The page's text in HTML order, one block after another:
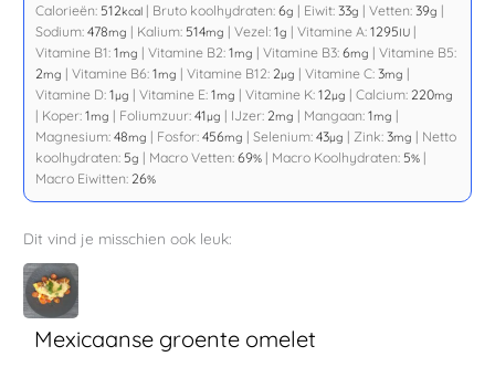
Calorieën: 512kcal | Bruto koolhydraten:6g | Eiwit:33g |Vetten:39g |
Sodium:478mg | Kalium: 514mg |Vezel:1g |Vitamine A:1295IU |
Vitamine B1:1mg |Vitamine B2:1mg |Vitamine B3:6mg |Vitamine B5:
2mg |Vitamine B6:1mg |Vitamine B12: 2µg |Vitamine C:3mg |
Vitamine D:1µg |Vitamine E:1mg |Vitamine K:12µg |Calcium: 220mg
| Koper:1mg | Foliumzuur:41µg | IJzer: 2mg | Mangaan:1mg |
Magnesium:48mg | Fosfor:456mg |Selenium:43µg | Zink:3mg | Netto
koolhydraten: 5g | Macro Vetten:69% | Macro Koolhydraten: 5% |
Macro Eiwitten: 26%
Dit vind je misschien ook leuk:
Mexicaanse groente omelet